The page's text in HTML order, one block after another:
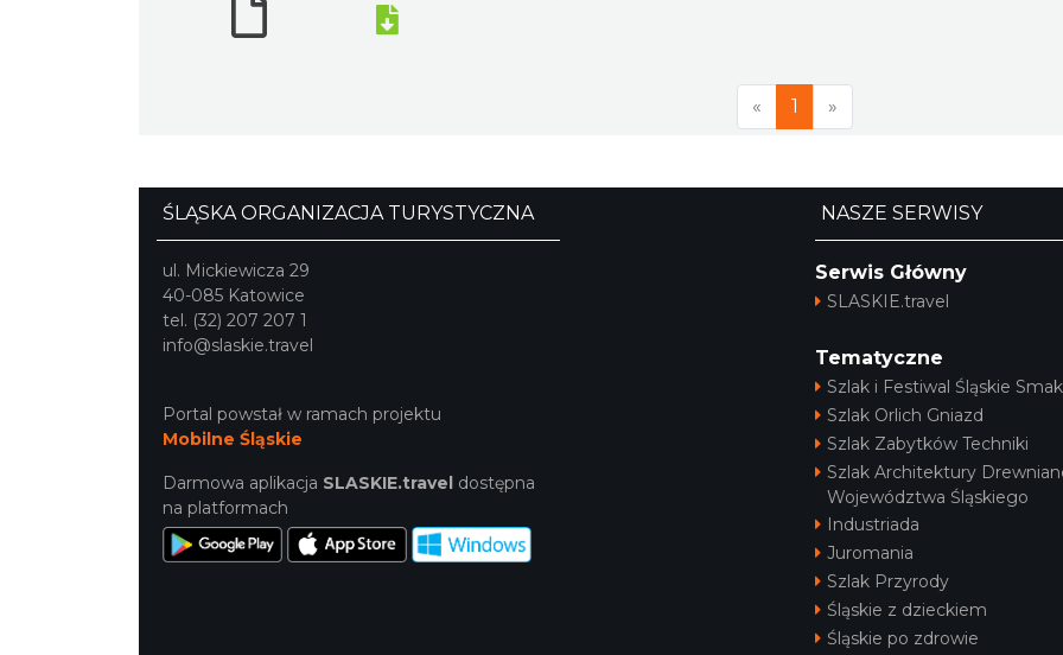
« 1 »
ŚLĄSKA ORGANIZACJA TURYSTYCZNA
ul. Mickiewicza 29
40-085 Katowice
tel. (32) 207 207 1
info@slaskie.travel
Portal powstał w ramach projektu
Mobilne Śląskie
Darmowa aplikacja SLASKIE.travel dostępna
na platformach
NASZE SERWISY
Serwis Główny
SLASKIE.travel
Tematyczne
Szlak i Festiwal Śląskie
Szlak Orlich Gniazd
Szlak Zabytków Techniki
Szlak Architektury
Województwa Śląskiego
Industriada
Juromania
Szlak Przyrody
Śląskie z dzieckiem
Śląskie po zdrowie